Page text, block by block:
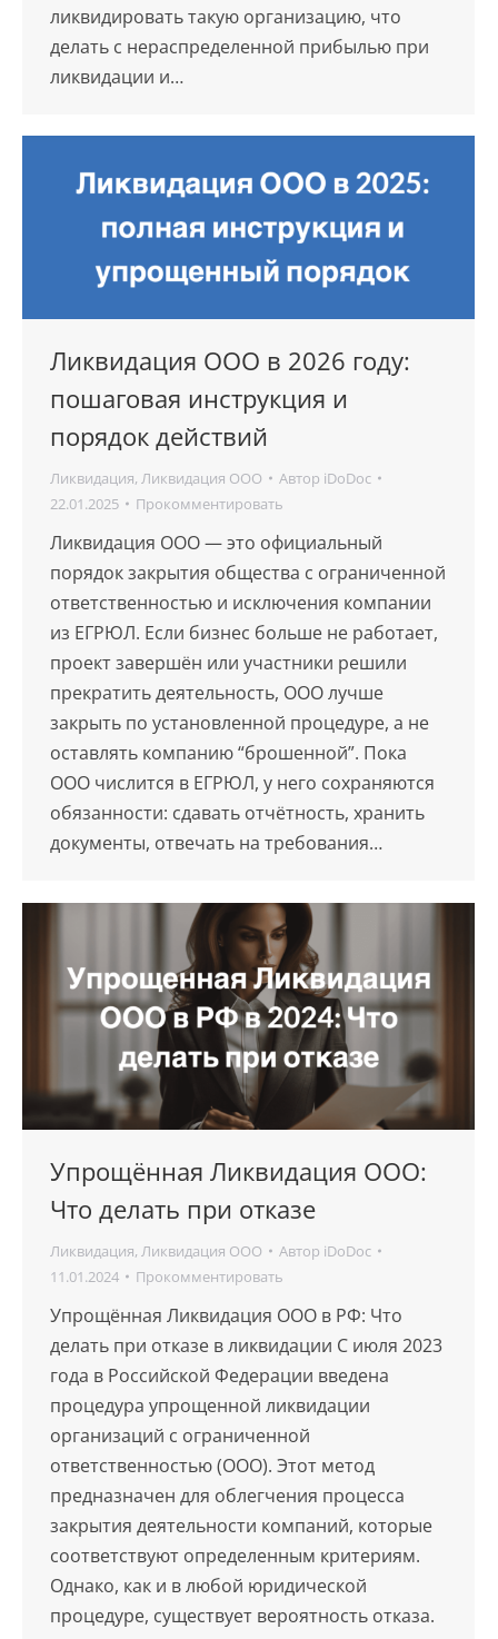
ликвидировать такую организацию, что
делать с нераспределенной прибылью при
ликвидации и…
Ликвидация ООО в 2026 году:
пошаговая инструкция и
порядок действий
Ликвидация, Ликвидация ООО Автор iDoDoc
22.01.2025
Прокомментировать
Ликвидация ООО — это официальный
порядок закрытия общества с ограниченной
ответственностью и исключения компании
из ЕГРЮЛ. Если бизнес больше не работает,
проект завершён или участники решили
прекратить деятельность, ООО лучше
закрыть по установленной процедуре, а не
оставлять компанию “брошенной”. Пока
ООО числится в ЕГРЮЛ, у него сохраняются
обязанности: сдавать отчётность, хранить
документы, отвечать на требования…
Упрощённая Ликвидация ООО:
Что делать при отказе
Ликвидация, Ликвидация ООО Автор iDoDoc
11.01.2024
Прокомментировать
Упрощённая Ликвидация ООО в РФ: Что
делать при отказе в ликвидации С июля 2023
года в Российской Федерации введена
процедура упрощенной ликвидации
организаций с ограниченной
ответственностью (ООО). Этот метод
предназначен для облегчения процесса
закрытия деятельности компаний, которые
соответствуют определенным критериям.
Однако, как и в любой юридической
процедуре, существует вероятность отказа.